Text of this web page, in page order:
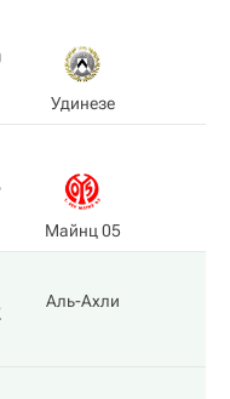
Удинезе
Майнц 05
Аль-Ахли